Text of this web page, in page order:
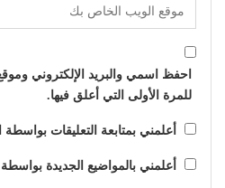
احفظ اسمي والبريد الإلكتروني
للمرة الأولى التي أعلق فيها.
أعلمني بمتابعة التعليقات بواسطة
أعلمني بالمواضيع الجديدة بواسطة